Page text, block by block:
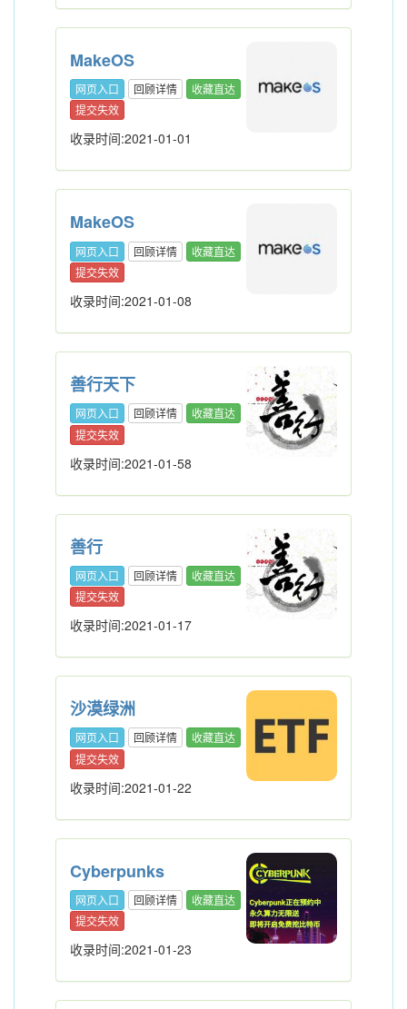
MakeOS
网页入口 回顾详情
收藏直达
提交失效
收录时间:2021-01-01
MakeOS
网页入口 回顾详情
收藏直达
提交失效
收录时间:2021-01-08
善行天下
网页入口 回顾详情
收藏直达
提交失效
收录时间:2021-01-58
善行
网页入口 回顾详情
收藏直达
提交失效
收录时间:2021-01-17
沙漠绿洲
网页入口 回顾详情
收藏直达
提交失效
收录时间:2021-01-22
Cyberpunks
网页入口 回顾详情
收藏直达
提交失效
收录时间:2021-01-23